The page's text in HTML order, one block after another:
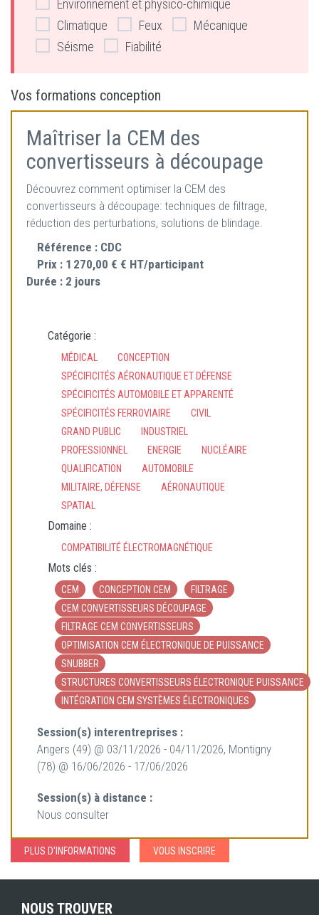
Environnement et physico-chimique
Climatique
Feux
Mécanique
Séisme
Fiabilité
Vos formations conception
Maîtriser la CEM des
convertisseurs à découpage
Découvrez comment optimiser la CEM des
convertisseurs à découpage: techniques de filtrage,
réduction des perturbations, solutions de blindage.
Référence : CDC
Prix : 1 270,00 € € HT/participant
Durée : 2 jours
Catégorie :
MÉDICAL
CONCEPTION
SPÉCIFICITÉS AÉRONAUTIQUE ET DÉFENSE
SPÉCIFICITÉS AUTOMOBILE ET APPARENTÉ
SPÉCIFICITÉS FERROVIAIRE
CIVIL
GRAND PUBLIC
INDUSTRIEL
PROFESSIONNEL
ENERGIE
NUCLÉAIRE
QUALIFICATION
AUTOMOBILE
MILITAIRE, DÉFENSE
AÉRONAUTIQUE
SPATIAL
Domaine :
COMPATIBILITÉ ÉLECTROMAGNÉTIQUE
Mots clés :
CEM CONCEPTION CEM
FILTRAGE
CEM CONVERTISSEURS DÉCOUPAGE
FILTRAGE CEM CONVERTISSEURS
OPTIMISATION CEM ÉLECTRONIQUE DE PUISSANCE
SNUBBER
STRUCTURES CONVERTISSEURS ÉLECTRONIQUE PUISSANCE
INTÉGRATION CEM SYSTÈMES ÉLECTRONIQUES
Session(s) interentreprises :
Angers (49) @ 03/11/2026 - 04/11/2026, Montigny
(78) @ 16/06/2026 - 17/06/2026
Session(s) à distance :
Nous consulter
PLUS D'INFORMATIONS VOUS INSCRIRE
NOUS TROUVER